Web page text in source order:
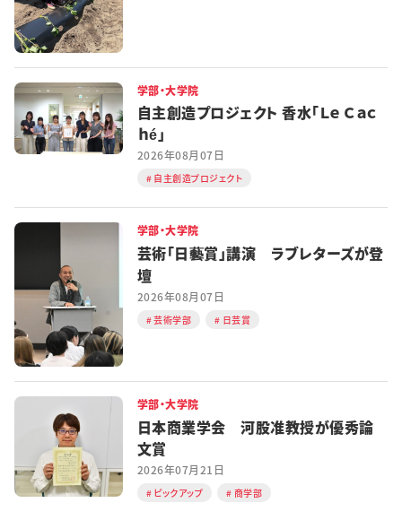
学部・大学院
自主創造プロジェクト 香水「Ｌｅ Ｃａｃ
ｈé」
2026年08月07日
自主創造プロジェクト
学部・大学院
芸術「日藝賞」講演 ラブレターズが登
壇
2026年08月07日
芸術学部 日芸賞
学部・大学院
日本商業学会 河股准教授が優秀論
文賞
2026年07月21日
ピックアップ 商学部